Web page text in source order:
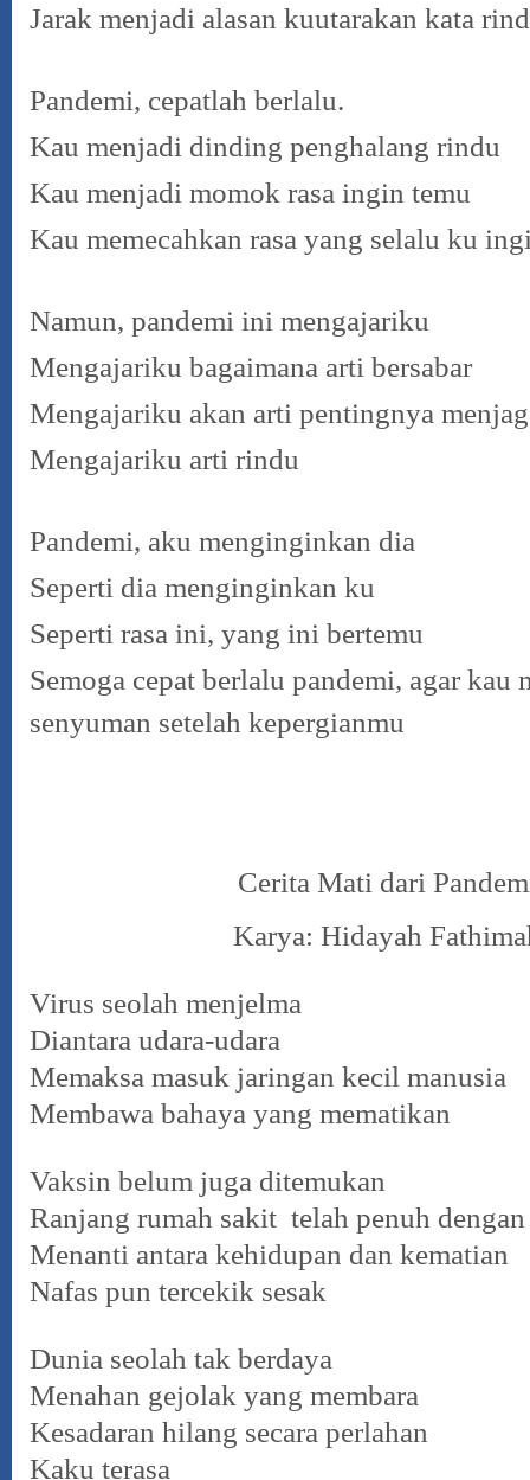
Jarak menjadi alasan kuutarakan kata
Pandemi, cepatlah berlalu.
Kau menjadi dinding penghalang rindu
Kau menjadi momok rasa ingin temu
Kau memecahkan rasa yang selalu ku
Namun, pandemi ini mengajariku
Mengajariku bagaimana arti bersabar
Mengajariku akan arti pentingnya
Mengajariku arti rindu
Pandemi, aku menginginkan dia
Seperti dia menginginkan ku
Seperti rasa ini, yang ini bertemu
Semoga cepat berlalu pandemi, agar kau
senyuman setelah kepergianmu
Cerita Mati dari
Karya: Hidayah
Virus seolah menjelma
Diantara udara-udara
Memaksa masuk jaringan kecil manusia
Membawa bahaya yang mematikan
Vaksin belum juga ditemukan
Ranjang rumah sakit telah penuh dengan
Menanti antara kehidupan dan kematian
Nafas pun tercekik sesak
Dunia seolah tak berdaya
Menahan gejolak yang membara
Kesadaran hilang secara perlahan
Kaku terasa